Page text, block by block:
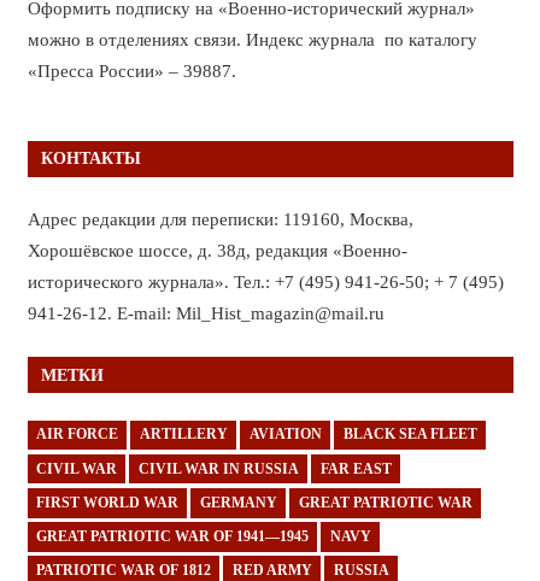
Оформить подписку на «Военно-исторический журнал»
можно в отделениях связи. Индекс журнала по каталогу
«Пресса России» – 39887.
КОНТАКТЫ
Адрес редакции для переписки: 119160, Москва,
Хорошёвское шоссе, д. 38д, редакция «Военно-
исторического журнала». Тел.: +7 (495) 941-26-50; + 7 (495)
941-26-12. E-mail: Mil_Hist_magazin@mail.ru
МЕТКИ
AIR FORCE ARTILLERY AVIATION BLACK SEA FLEET
CIVIL WAR CIVIL WAR IN RUSSIA FAR EAST
FIRST WORLD WAR GERMANY GREAT PATRIOTIC WAR
GREAT PATRIOTIC WAR OF 1941—1945 NAVY
PATRIOTIC WAR OF 1812 RED ARMY RUSSIA